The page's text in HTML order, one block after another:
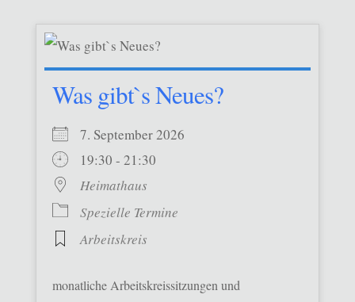
Was gibt`s Neues?
7. September 2026
19:30 - 21:30
Heimathaus
Spezielle Termine
Arbeitskreis
monatliche Arbeitskreissitzungen und